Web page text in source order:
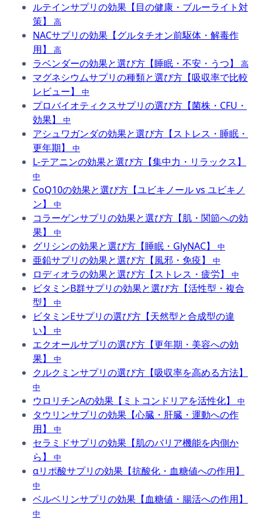
ルテインサプリの効果【目の健康・ブルーライト対
策】
高
NACサプリの効果【グルタチオン前駆体・解毒作
用】
高
ラベンダーの効果と選び方【睡眠・不安・うつ】 高
マグネシウムサプリの種類と選び方【吸収率で比較
レビュー】
中
プロバイオティクスサプリの選び方【菌株・CFU・
効果】
中
アシュワガンダの効果と選び方【ストレス・睡眠・
更年期】
中
L-テアニンの効果と選び方【集中力・リラックス】
中
CoQ10の効果と選び方【ユビキノール vs ユビキノ
ン】
中
コラーゲンサプリの効果と選び方【肌・関節への効
果】
中
グリシンの効果と選び方【睡眠・GlyNAC】 中
亜鉛サプリの効果と選び方【風邪・免疫】 中
ロディオラの効果と選び方【ストレス・疲労】 中
ビタミンB群サプリの効果と選び方【活性型・複合
型】
中
ビタミンEサプリの選び方【天然型と合成型の違
い】
中
エクオールサプリの選び方【更年期・美容への効
果】
中
クルクミンサプリの選び方【吸収率を高める方法】
中
ウロリチンAの効果【ミトコンドリアを活性化】 中
タウリンサプリの効果【心臓・肝臓・運動への作
用】
中
セラミドサプリの効果【肌のバリア機能を内側か
ら】
中
αリポ酸サプリの効果【抗酸化・血糖値への作用】
中
ベルベリンサプリの効果【血糖値・腸活への作用】
中